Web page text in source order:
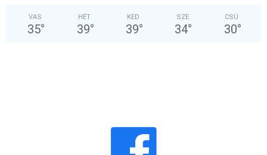
VAS
35°
HÉT
39°
KED
39°
SZE
34°
CSÜ
30°